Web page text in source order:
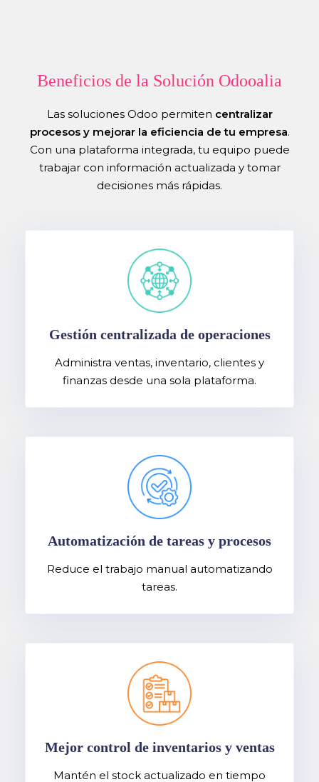
Beneficios de la Solución Odooalia
Las soluciones Odoo permiten centralizar
procesos y mejorar la eficiencia de tu empresa.
Con una plataforma integrada, tu equipo puede
trabajar con información actualizada y tomar
decisiones más rápidas.
Gestión centralizada de operaciones
Administra ventas, inventario, clientes y
finanzas desde una sola plataforma.
Automatización de tareas y procesos
Reduce el trabajo manual automatizando
tareas.
Mejor control de inventarios y ventas
Mantén el stock actualizado en tiempo